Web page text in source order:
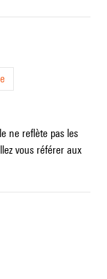
ne reflète pas les
vous référer aux